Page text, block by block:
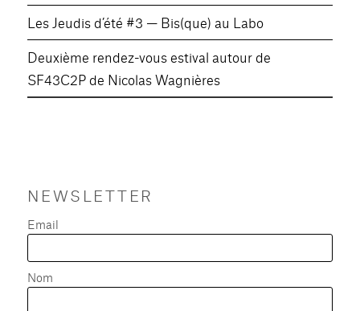
Les Jeudis d’été #3 — Bis(que) au Labo
Deuxième rendez-vous estival autour de
SF43C2P de Nicolas Wagnières
NEWSLETTER
Email
Nom